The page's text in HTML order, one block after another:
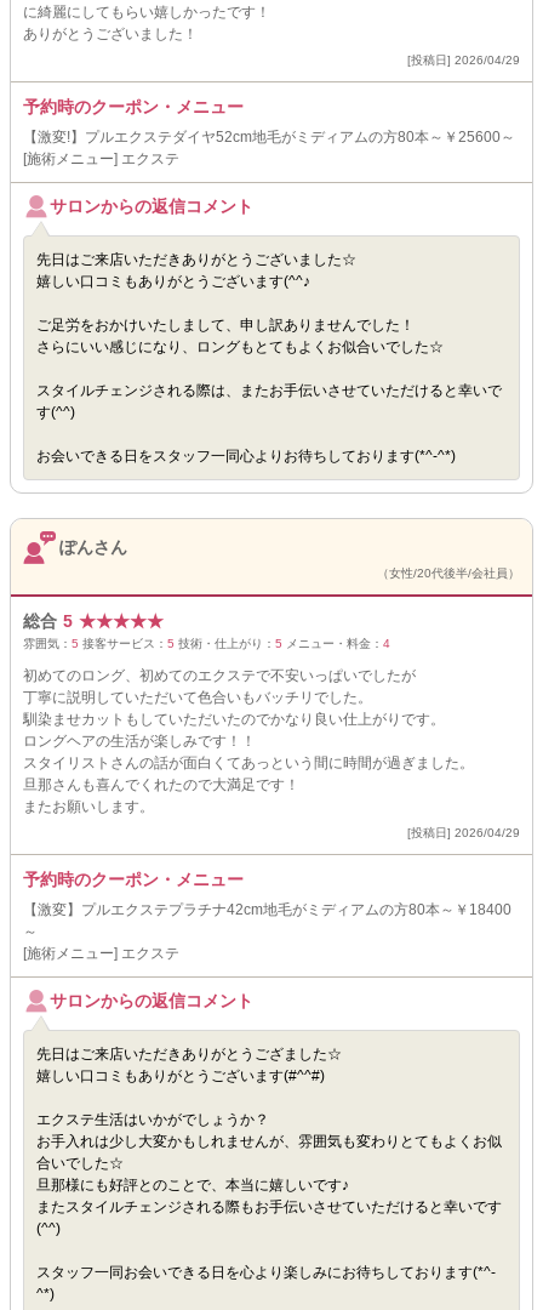
に綺麗にしてもらい嬉しかったです！
ありがとうございました！
[投稿日] 2026/04/29
予約時のクーポン・メニュー
【激変!】プルエクステダイヤ52cm地毛がミディアムの方80本～￥25600～
[施術メニュー] エクステ
サロンからの返信コメント
先日はご来店いただきありがとうございました☆
嬉しい口コミもありがとうございます(^^♪
ご足労をおかけいたしまして、申し訳ありませんでした！
さらにいい感じになり、ロングもとてもよくお似合いでした☆
スタイルチェンジされる際は、またお手伝いさせていただけると幸いで
す(^^)
お会いできる日をスタッフ一同心よりお待ちしております(*^-^*)
ぽんさん
（女性/20代後半/会社員）
総合 5 ★★★★★
雰囲気： 5 接客サービス： 5 技術・仕上がり： 5 メニュー・料金： 4
初めてのロング、初めてのエクステで不安いっぱいでしたが
丁寧に説明していただいて色合いもバッチリでした。
馴染ませカットもしていただいたのでかなり良い仕上がりです。
ロングヘアの生活が楽しみです！！
スタイリストさんの話が面白くてあっという間に時間が過ぎました。
旦那さんも喜んでくれたので大満足です！
またお願いします。
[投稿日] 2026/04/29
予約時のクーポン・メニュー
【激変】プルエクステプラチナ42cm地毛がミディアムの方80本～￥18400
～
[施術メニュー] エクステ
サロンからの返信コメント
先日はご来店いただきありがとうござました☆
嬉しい口コミもありがとうございます(#^^#)
エクステ生活はいかがでしょうか？
お手入れは少し大変かもしれませんが、雰囲気も変わりとてもよくお似
合いでした☆
旦那様にも好評とのことで、本当に嬉しいです♪
またスタイルチェンジされる際もお手伝いさせていただけると幸いです
(^^)
スタッフ一同お会いできる日を心より楽しみにお待ちしております(*^-
^*)